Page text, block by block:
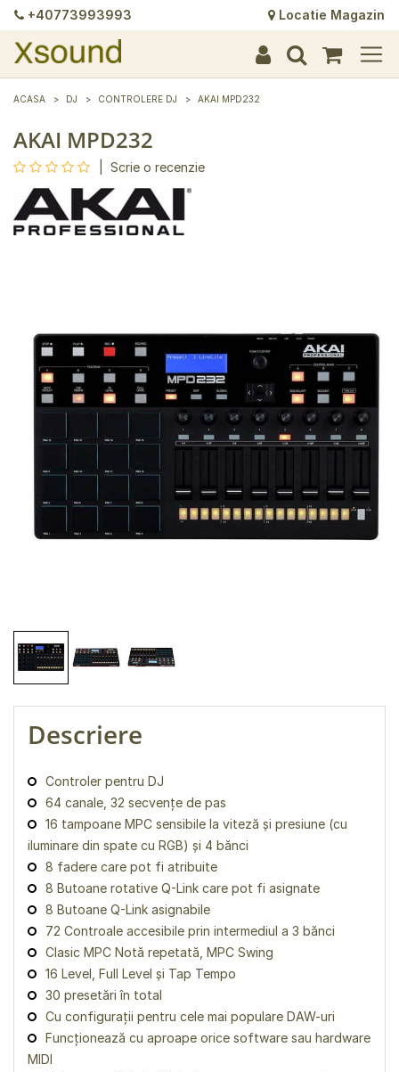
+40773993993 Locatie Magazin
+
+
+
+
+
+
+
+
+
+
+
+
+
+
ACASA DJ CONTROLERE DJ AKAI MPD232
AKAI MPD232
Scrie o recenzie
Descriere
Controler pentru DJ
64 canale, 32 secvențe de pas
16 tampoane MPC sensibile la viteză și presiune (cu
iluminare din spate cu RGB) și 4 bănci
8 fadere care pot fi atribuite
8 Butoane rotative Q-Link care pot fi asignate
8 Butoane Q-Link asignabile
72 Controale accesibile prin intermediul a 3 bănci
Clasic MPC Notă repetată, MPC Swing
16 Level, Full Level și Tap Tempo
30 presetări în total
Cu configurații pentru cele mai populare DAW-uri
Funcționează cu aproape orice software sau hardware
MIDI